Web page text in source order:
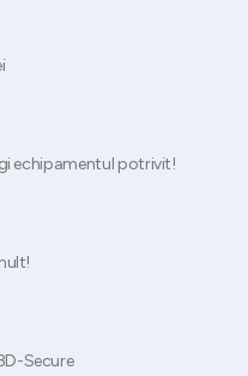
echipamentul potrivit!
Secure